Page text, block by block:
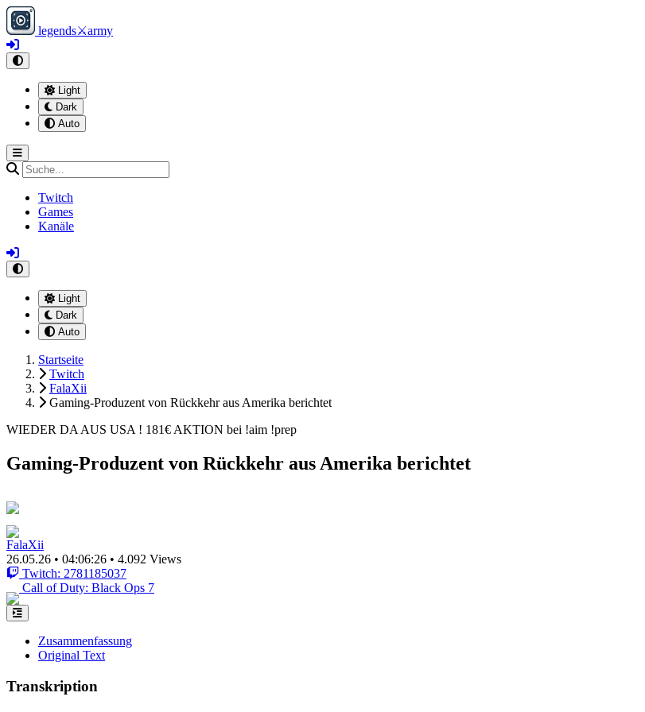
legends⚔army
Light
Dark
Auto
Twitch
Games
Kanäle
Light
Dark
Auto
Startseite
Twitch
FalaXii
Gaming-Produzent von Rückkehr aus Amerika berichtet
WIEDER DA AUS USA ! 181€ AKTION bei !aim !prep
Gaming-Produzent von Rückkehr aus Amerika berichtet
FalaXii
26.05.26 • 04:06:26 • 4.092 Views
Twitch: 2781185037
Call of Duty: Black Ops 7
Zusammenfassung
Original Text
Transkription